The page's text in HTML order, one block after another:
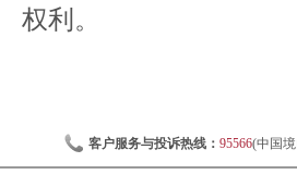
权利。
客户服务与投诉热线： 95566(中国境